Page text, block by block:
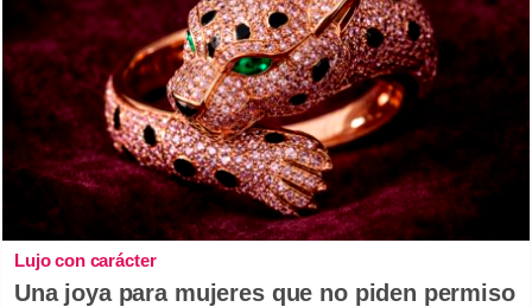
Lujo con carácter
Una joya para mujeres que no piden permiso